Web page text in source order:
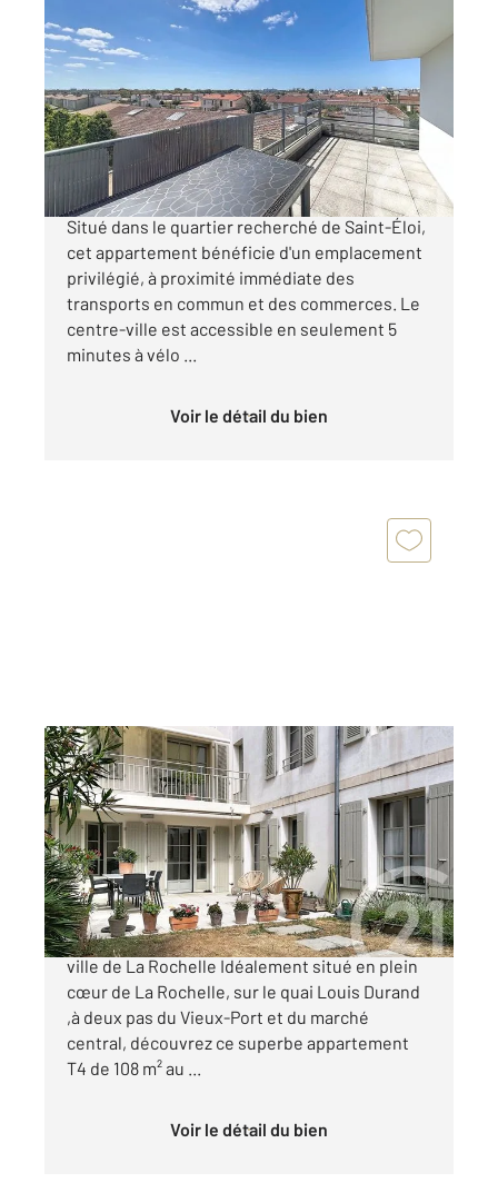
LA ROCHELLE 17
43 m2, 2 pièces
Ref : 22380
Appartement T2 à vendre
223 300 €
Appartement T2 vendu loué Idéal Investisseur
Situé dans le quartier recherché de Saint-Éloi,
cet appartement bénéficie d'un emplacement
privilégié, à proximité immédiate des
transports en commun et des commerces. Le
centre-ville est accessible en seulement 5
minutes à vélo ...
Voir le détail du bien
LA ROCHELLE 17
108,32 m2 , 4 pièces
Ref : 22235
Appartement T4 à vendre
826 000 €
Appartement d'exception à vendre Centre-
ville de La Rochelle Idéalement situé en plein
cœur de La Rochelle, sur le quai Louis Durand
,à deux pas du Vieux-Port et du marché
central, découvrez ce superbe appartement
T4 de 108 m² au ...
Voir le détail du bien